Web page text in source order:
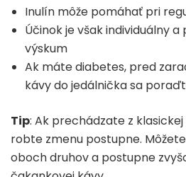
Inulín môže pomáhať pri
Účinok je však individuálny
výskum
Ak máte diabetes, pred
kávy do jedálnička sa
Tip: Ak prechádzate z
robte zmenu postupne.
oboch druhov a postupne